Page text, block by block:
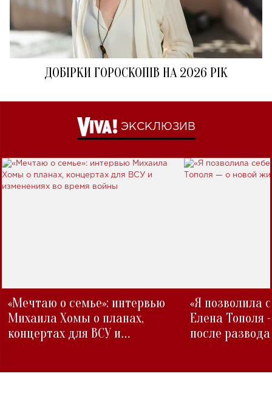
ДОБІРКИ ГОРОСКОПІВ НА 2026 РІК
ЭКСКЛЮЗИВ
«Мечтаю о семье»: интервью
Михаила Хомы о планах,
концертах для ВСУ и
«Я позволила
Елена Тополя
после развода